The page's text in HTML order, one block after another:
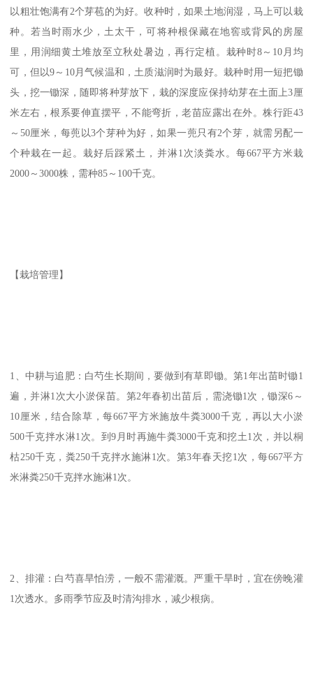
以粗壮饱满有2个芽苞的为好。收种时，如果土地润湿，马上可以栽
种。若当时雨水少，土太干，可将种根保藏在地窖或背风的房屋
里，用润细黄土堆放至立秋处暑边，再行定植。栽种时8～10月均
可，但以9～10月气候温和，土质滋润时为最好。栽种时用一短把锄
头，挖一锄深，随即将种芽放下，栽的深度应保持幼芽在土面上3厘
米左右，根系要伸直摆平，不能弯折，老苗应露出在外。株行距43
～50厘米，每蔸以3个芽种为好，如果一蔸只有2个芽，就需另配一
个种栽在一起。栽好后踩紧土，并淋1次淡粪水。每667平方米栽
2000～3000株，需种85～100千克。
【栽培管理】
1、中耕与追肥：白芍生长期间，要做到有草即锄。第1年出苗时锄1
遍，并淋1次大小淤保苗。第2年春初出苗后，需浇锄1次，锄深6～
10厘米，结合除草，每667平方米施放牛粪3000千克，再以大小淤
500千克拌水淋1次。到9月时再施牛粪3000千克和挖土1次，并以桐
枯250千克，粪250千克拌水施淋1次。第3年春天挖1次，每667平方
米淋粪250千克拌水施淋1次。
2、排灌：白芍喜旱怕涝，一般不需灌溉。严重干旱时，宜在傍晚灌
1次透水。多雨季节应及时清沟排水，减少根病。